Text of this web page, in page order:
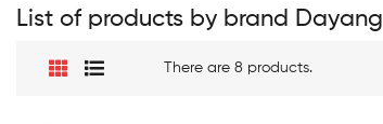
List of products by brand Dayang
There are 8 products.